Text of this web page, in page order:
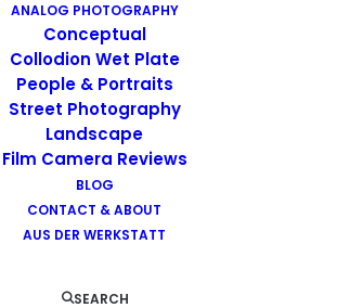
ANALOG PHOTOGRAPHY
Conceptual
Collodion Wet Plate
People & Portraits
Street Photography
Landscape
Film Camera Reviews
BLOG
CONTACT & ABOUT
AUS DER WERKSTATT
SEARCH
Images tagged "vienna"
"vienna"